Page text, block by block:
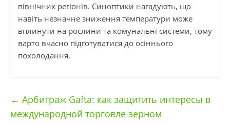
північних регіонів. Синоптики нагадують, що
навіть незначне зниження температури може
вплинути на рослини та комунальні системи, тому
варто вчасно підготуватися до осіннього
похолодання.
← Арбитраж Gafta: как защитить интересы в
международной торговле зерном